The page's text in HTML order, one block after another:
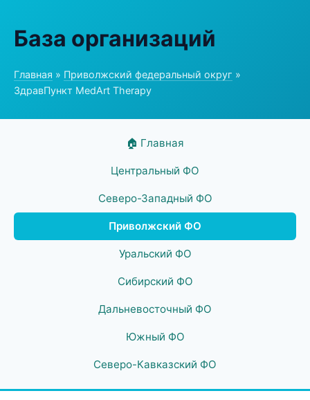
База организаций
Главная » Приволжский федеральный округ »
ЗдравПункт MedArt Therapy
🏠 Главная
Центральный ФО
Северо-Западный ФО
Приволжский ФО
Уральский ФО
Сибирский ФО
Дальневосточный ФО
Южный ФО
Северо-Кавказский ФО